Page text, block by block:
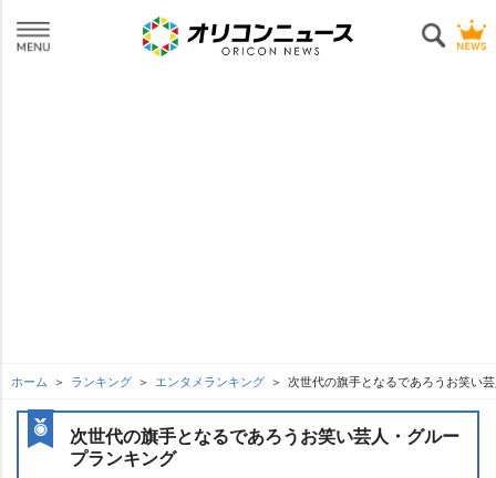
ホーム ランキング エンタメランキング 次世代の旗手となるであろうお笑い
次世代の旗手となるであろうお笑い芸人・グルー
プランキング